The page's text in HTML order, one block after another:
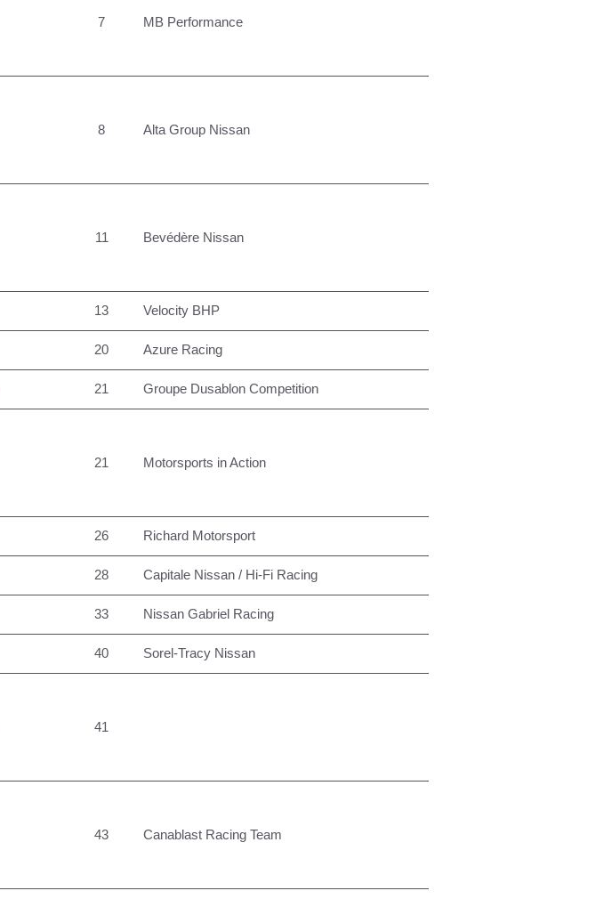
7 MB Performance
8 Alta Group Nissan
11 Bevédère Nissan
13 Velocity BHP
20 Azure Racing
21 Groupe Dusablon Competition
21 Motorsports in Action
26 Richard Motorsport
28 Capitale Nissan / Hi-Fi Racing
33 Nissan Gabriel Racing
40 Sorel-Tracy Nissan
41
43 Canablast Racing Team